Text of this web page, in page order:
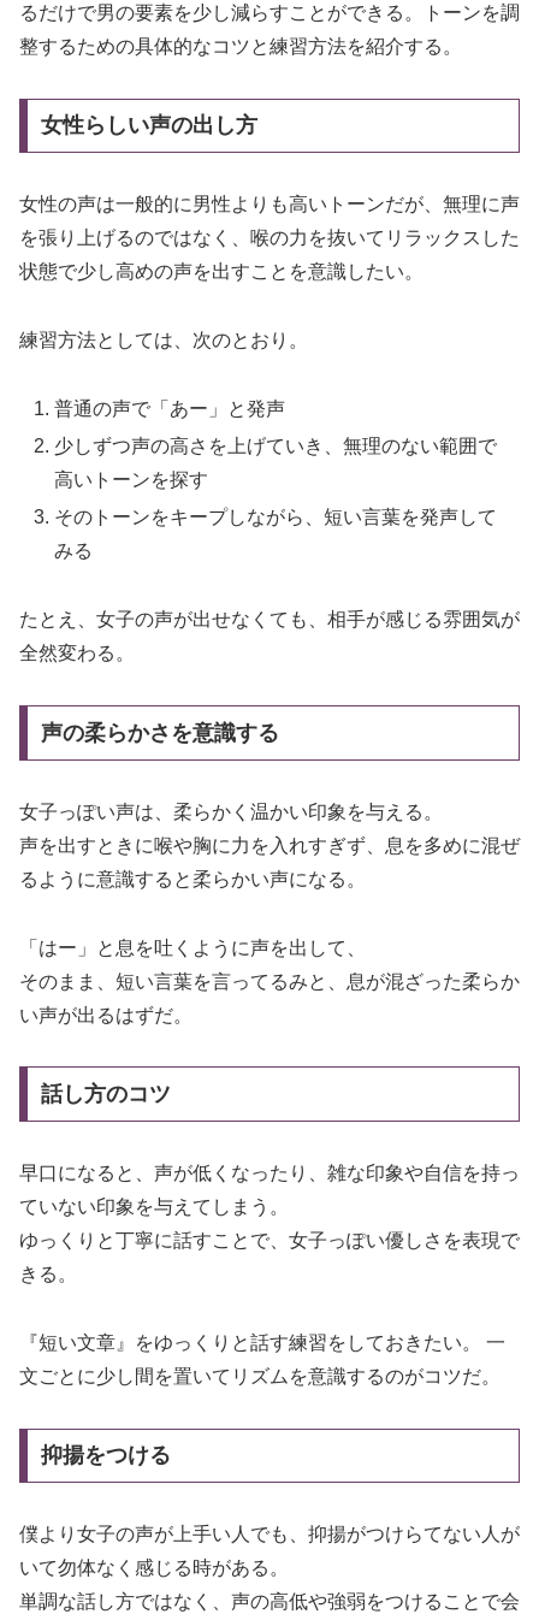
るだけで男の要素を少し減らすことができる。トーンを調
整するための具体的なコツと練習方法を紹介する。
女性らしい声の出し方
女性の声は一般的に男性よりも高いトーンだが、無理に声
を張り上げるのではなく、喉の力を抜いてリラックスした
状態で少し高めの声を出すことを意識したい。
練習方法としては、次のとおり。
普通の声で「あー」と発声
少しずつ声の高さを上げていき、無理のない範囲で
高いトーンを探す
そのトーンをキープしながら、短い言葉を発声して
みる
たとえ、女子の声が出せなくても、相手が感じる雰囲気が
全然変わる。
声の柔らかさを意識する
女子っぽい声は、柔らかく温かい印象を与える。
声を出すときに喉や胸に力を入れすぎず、息を多めに混ぜ
るように意識すると柔らかい声になる。
「はー」と息を吐くように声を出して、
そのまま、短い言葉を言ってるみと、息が混ざった柔らか
い声が出るはずだ。
話し方のコツ
早口になると、声が低くなったり、雑な印象や自信を持っ
ていない印象を与えてしまう。
ゆっくりと丁寧に話すことで、女子っぽい優しさを表現で
きる。
『短い文章』をゆっくりと話す練習をしておきたい。 一
文ごとに少し間を置いてリズムを意識するのがコツだ。
抑揚をつける
僕より女子の声が上手い人でも、抑揚がつけらてない人が
いて勿体なく感じる時がある。
単調な話し方ではなく、声の高低や強弱をつけることで会